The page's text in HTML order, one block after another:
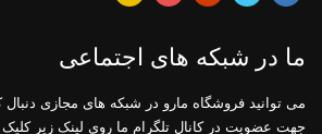
ما در شبکه های اجتماعی
می توانید فروشگاه مارو در شبکه های مجازی دنبال
جهت عضویت در کانال تلگرام ما روی لینک زیر کلیک